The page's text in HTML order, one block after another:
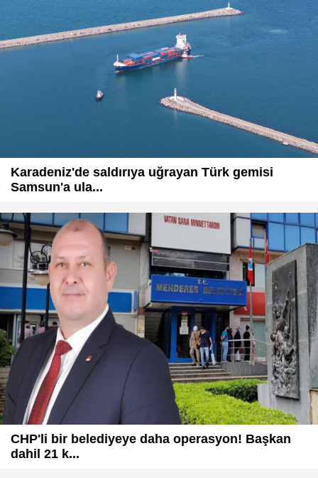
Karadeniz'de saldırıya uğrayan Türk gemisi
Samsun'a ula...
CHP'li bir belediyeye daha operasyon! Başkan
dahil 21 k...